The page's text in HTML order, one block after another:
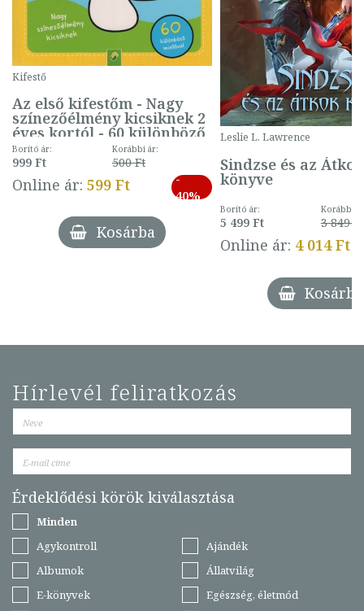
Kifestő
Az első kifestőm - Nagy
színezőélmény kicsiknek 2
éves kortól - 60 különböző
mintával (gombás)
Borító ár:
999 Ft
Korábbi ár:
500 Ft
Online ár: 599 Ft
-
40%
Kosárba
Leslie L. Lawrence
Sindzse és az Átkok
könyve
Borító ár:
5 499 Ft
Korábbi
3 849 Ft
Online ár: 4 014 Ft
Kosárba
Hírlevél feliratkozás
Érdeklődési körök kiválasztása
Minden
Agykontroll
Ajándék
Albumok
Állatvilág
E-könyvek
Egészség, életmód